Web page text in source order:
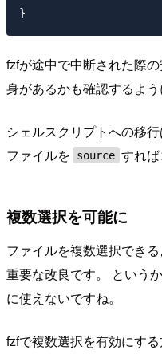
fzfが途中で中断された際の
身があるかも確認するよう
シェルスクリプトへの移
ファイルを
source すれば
複数選択を可能に
ファイルを複数選択でき
重要な改良です。 という
に使えないですね。
fzfで複数選択を有効にする